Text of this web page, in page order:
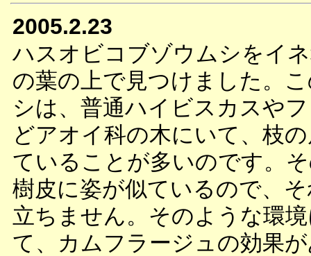
2005.2.23
ハスオビコブゾウムシをイ
の葉の上で見つけました。
シは、普通ハイビスカスや
どアオイ科の木にいて、枝
ていることが多いのです。
樹皮に姿が似ているので、
立ちません。そのような環
て、カムフラージュの効果